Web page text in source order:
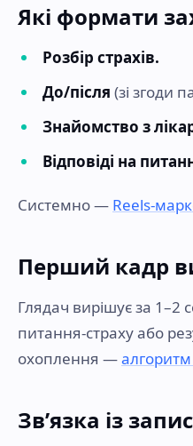
Які формати
Розбір страхів.
До/після (зі згоди
Знайомство з
Відповіді на
Системно — Reels-
Перший кадр
Глядач вирішує за 1–2
питання-страху або
охоплення —
Звʼязка із